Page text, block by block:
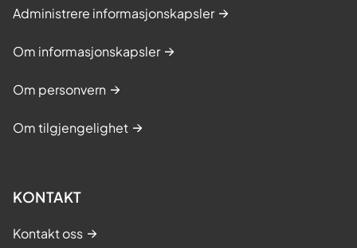
Administrere informasjonskapsler
Om informasjonskapsler
Om personvern
Om tilgjengelighet
KONTAKT
Kontakt oss